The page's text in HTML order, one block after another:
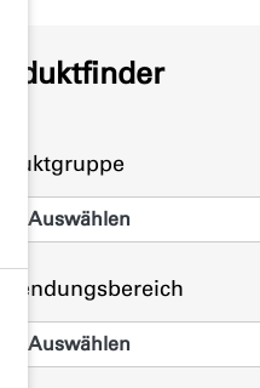
Auswählen
Auswählen